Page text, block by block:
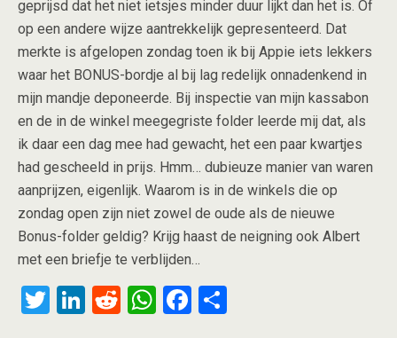
geprijsd dat het niet ietsjes minder duur lijkt dan het is. Of
op een andere wijze aantrekkelijk gepresenteerd. Dat
merkte is afgelopen zondag toen ik bij Appie iets lekkers
waar het BONUS-bordje al bij lag redelijk onnadenkend in
mijn mandje deponeerde. Bij inspectie van mijn kassabon
en de in de winkel meegegriste folder leerde mij dat, als
ik daar een dag mee had gewacht, het een paar kwartjes
had gescheeld in prijs. Hmm… dubieuze manier van waren
aanprijzen, eigenlijk. Waarom is in de winkels die op
zondag open zijn niet zowel de oude als de nieuwe
Bonus-folder geldig? Krijg haast de neigning ook Albert
met een briefje te verblijden…
T
Li
R
W F